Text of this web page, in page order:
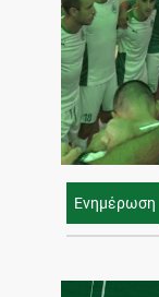
Ενημέρωση